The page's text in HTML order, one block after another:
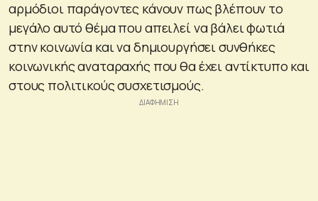
αρμόδιοι παράγοντες κάνουν πως βλέπουν το
μεγάλο αυτό θέμα που απειλεί να βάλει φωτιά
στην κοινωνία και να δημιουργήσει συνθήκες
κοινωνικής αναταραχής που θα έχει αντίκτυπο και
στους πολιτικούς συσχετισμούς.